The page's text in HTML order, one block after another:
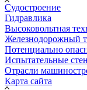
Судостроение
Гидравлика
Высоковольтная
Железнодорожный
Потенциально
Испытательные
Отрасли
Карта сайта